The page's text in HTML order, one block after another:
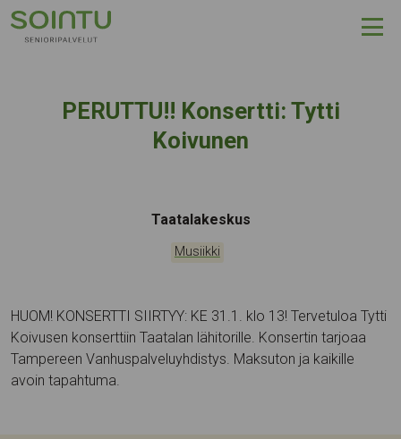
Hyppää sisältöön
PERUTTU!! Konsertti: Tytti
Koivunen
Tapahtumapaikka:
Taatalakeskus
Kategoriat:
Musiikki
HUOM! KONSERTTI SIIRTYY: KE 31.1. klo 13! Tervetuloa Tytti
Koivusen konserttiin Taatalan lähitorille. Konsertin tarjoaa
Tampereen Vanhuspalveluyhdistys. Maksuton ja kaikille
avoin tapahtuma.